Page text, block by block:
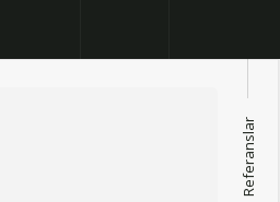
Referanslar